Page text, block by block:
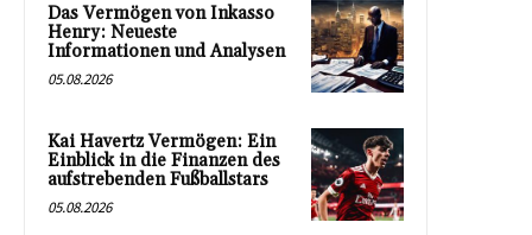
Das Vermögen von Inkasso
Henry: Neueste
Informationen und Analysen
05.08.2026
Kai Havertz Vermögen: Ein
Einblick in die Finanzen des
aufstrebenden Fußballstars
05.08.2026